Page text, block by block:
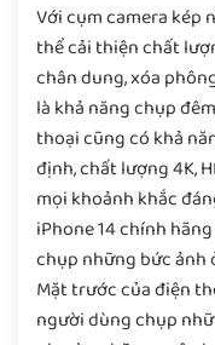
Với cụm camera kép
thể cải thiện chất
chân dung, xóa
là khả năng chụp
thoại cũng có khả
định, chất lượng 4K,
mọi khoảnh khắc
iPhone 14 chính
chụp những bức ảnh
Mặt trước của điện
người dùng chụp